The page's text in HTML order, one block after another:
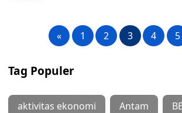
« 1 2 3 4 5
Tag Populer
aktivitas ekonomi Antam